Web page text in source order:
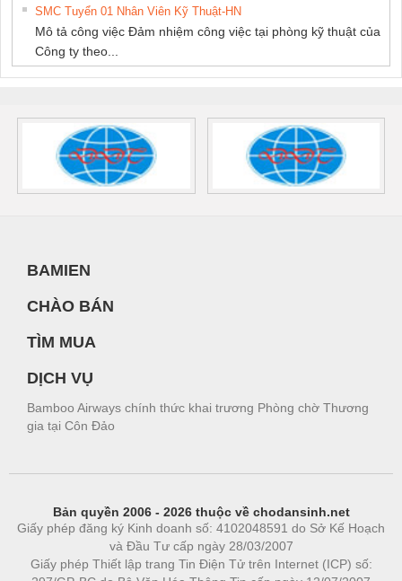
SMC Tuyển 01 Nhân Viên Kỹ Thuật-HN
Mô tả công việc Đảm nhiệm công việc tại phòng kỹ thuật của
Công ty theo...
BAMIEN
CHÀO BÁN
TÌM MUA
DỊCH VỤ
Bamboo Airways chính thức khai trương Phòng chờ Thương
gia tại Côn Đảo
Bản quyền 2006 - 2026 thuộc về chodansinh.net
Giấy phép đăng ký Kinh doanh số: 4102048591 do Sở Kế Hoạch
và Đầu Tư cấp ngày 28/03/2007
Giấy phép Thiết lập trang Tin Điện Tử trên Internet (ICP) số: